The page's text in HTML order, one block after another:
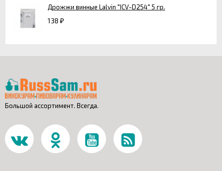
Дрожжи винные Lalvin "ICV-D254" 5 гр.
138 ₽
Большой ассортимент. Всегда.